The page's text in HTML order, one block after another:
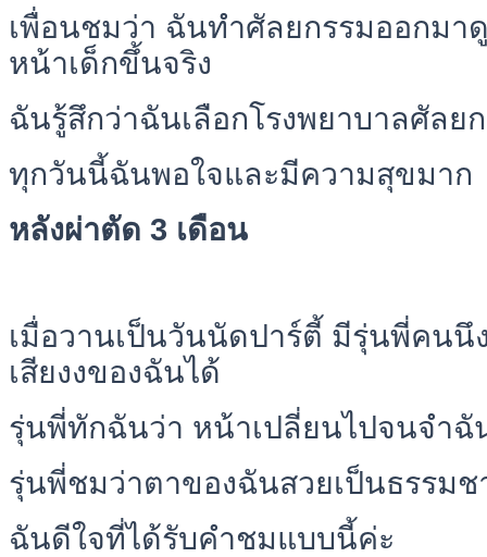
เพื่อนชมว่า ฉันทำศัลยกรรมออกมา
หน้าเด็กขึ้นจริง
ฉันรู้สึกว่าฉันเลือกโรงพยาบาลศัลย
ทุกวันนี้ฉันพอใจและมีความสุขมาก
หลังผ่าตัด 3 เดือน
เมื่อวานเป็นวันนัดปาร์ตี้ มีรุ่นพี่คนนึ
เสียงงของฉันได้
รุ่นพี่ทักฉันว่า หน้าเปลี่ยนไปจนจำฉั
รุ่นพี่ชมว่าตาของฉันสวยเป็นธรรม
ฉันดีใจที่ได้รับคำชมแบบนี้ค่ะ